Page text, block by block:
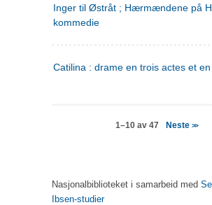
Inger til Østråt ; Hærmændene på
kommedie
Catilina : drame en trois actes et
1–10 av 47 Neste>>
Nasjonalbiblioteket i samarbeid med
Ibsen-studier